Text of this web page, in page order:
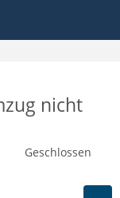
nicht
Geschlossen